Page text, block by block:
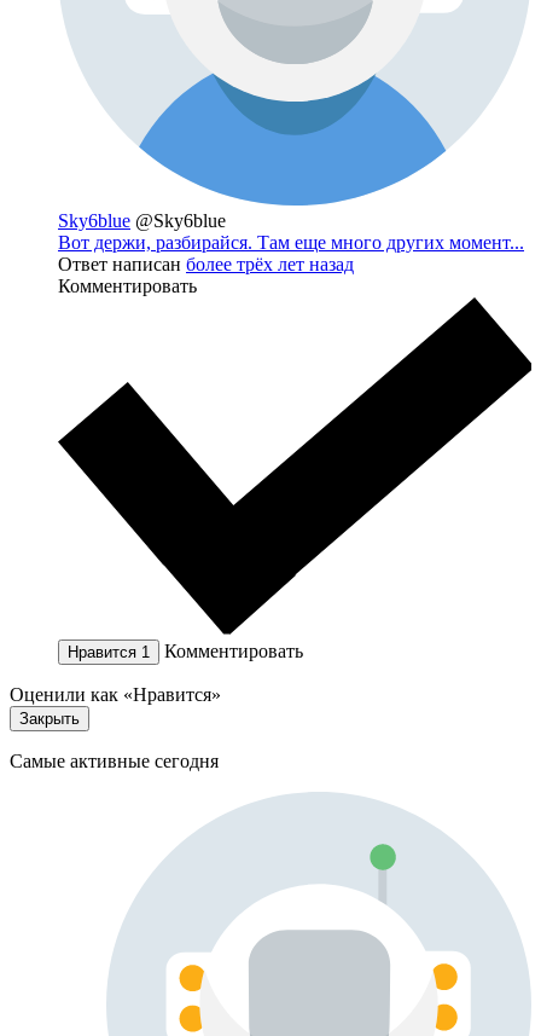
Sky6blue @Sky6blue
Вот держи, разбирайся. Там еще много других момент...
Ответ написан более трёх лет назад
Комментировать
Нравится 1 Комментировать
Оценили как «Нравится»
Закрыть
Самые активные сегодня